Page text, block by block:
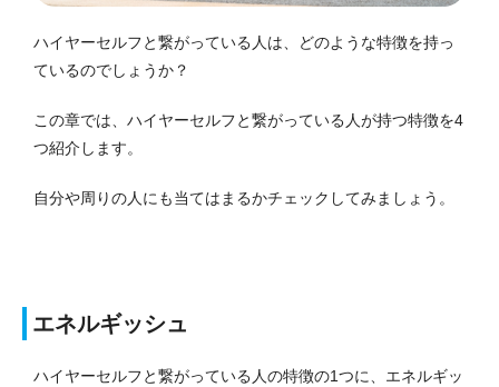
ハイヤーセルフと繋がっている人は、どのような特徴を持っ
ているのでしょうか？
この章では、ハイヤーセルフと繋がっている人が持つ特徴を4
つ紹介します。
自分や周りの人にも当てはまるかチェックしてみましょう。
エネルギッシュ
ハイヤーセルフと繋がっている人の特徴の1つに、エネルギッ